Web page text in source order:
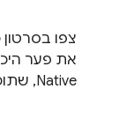
צפו
את פער
Native, שתוכננה באופן שמכבד את המשתמשים.